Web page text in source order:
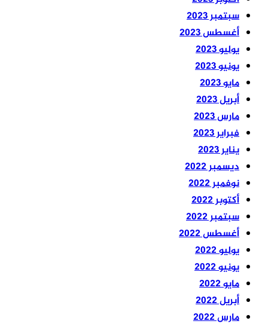
سبتمبر 2023
أغسطس 2023
يوليو 2023
يونيو 2023
مايو 2023
أبريل 2023
مارس 2023
فبراير 2023
يناير 2023
ديسمبر 2022
نوفمبر 2022
أكتوبر 2022
سبتمبر 2022
أغسطس 2022
يوليو 2022
يونيو 2022
مايو 2022
أبريل 2022
مارس 2022